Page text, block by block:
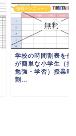
無料テンプレート
学校の時間割表を作
が簡単な小学生（授
勉強・学習）授業時
割...